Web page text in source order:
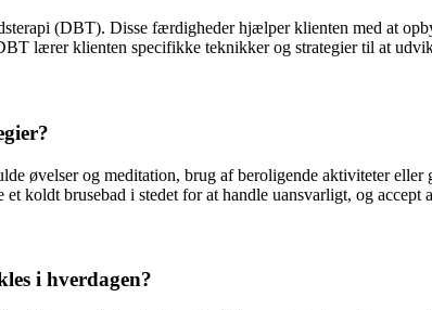
(DBT). Disse færdigheder hjælper klienten med at
lærer klienten specifikke teknikker og strategier til at
øvelser og meditation, brug af beroligende aktiviteter
koldt brusebad i stedet for at handle uansvarligt, og
i hverdagen?